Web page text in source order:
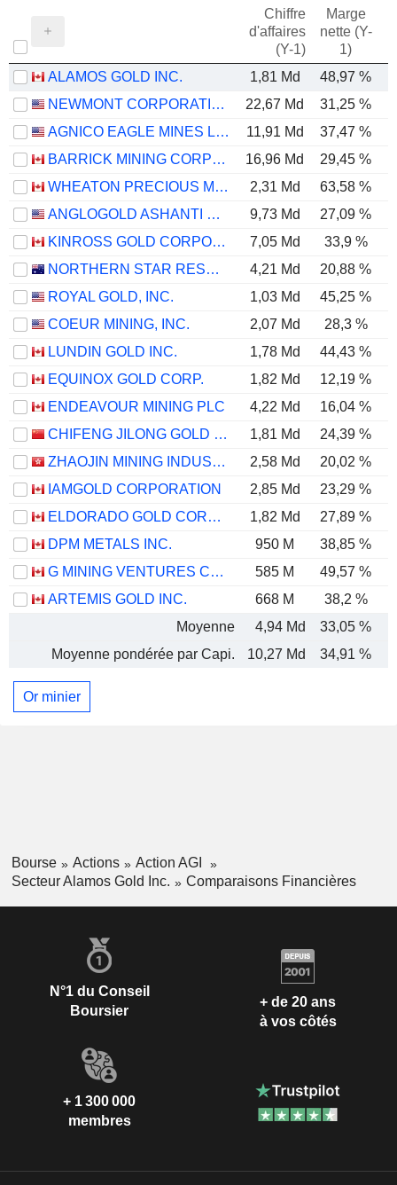
Chiffre
d'affaires
(Y-1)
Marge
nette (Y-
1)
ALAMOS GOLD INC. 1,81 Md 48,97 %
NEWMONT CORPORATION
22,67 Md 31,25 %
AGNICO EAGLE MINES LIMITED
11,91 Md 37,47 %
BARRICK MINING CORPORATION
16,96 Md 29,45 %
WHEATON PRECIOUS METALS CORP.
2,31 Md 63,58 %
ANGLOGOLD ASHANTI PLC
9,73 Md 27,09 %
KINROSS GOLD CORPORATION
7,05 Md 33,9 %
NORTHERN STAR RESOURCES LIMITED
4,21 Md 20,88 %
ROYAL GOLD, INC.
1,03 Md 45,25 %
COEUR MINING, INC.
2,07 Md 28,3 %
LUNDIN GOLD INC.
1,78 Md 44,43 %
EQUINOX GOLD CORP.
1,82 Md 12,19 %
ENDEAVOUR MINING PLC
4,22 Md 16,04 %
CHIFENG JILONG GOLD MINING GROUP LIMITED
1,81 Md 24,39 %
ZHAOJIN MINING INDUSTRY COMPANY LIMITED
2,58 Md 20,02 %
IAMGOLD CORPORATION
2,85 Md 23,29 %
ELDORADO GOLD CORPORATION
1,82 Md 27,89 %
DPM METALS INC.
950 M 38,85 %
G MINING VENTURES CORP.
585 M 49,57 %
ARTEMIS GOLD INC.
668 M 38,2 %
Moyenne
4,94 Md 33,05 %
Moyenne pondérée par Capi.
10,27 Md 34,91 %
Or minier
Bourse Actions
Action AGI
Secteur Alamos Gold Inc.
Comparaisons Financières
N°1 du Conseil
Boursier
+ de 20 ans
à vos côtés
+ 1 300 000
membres